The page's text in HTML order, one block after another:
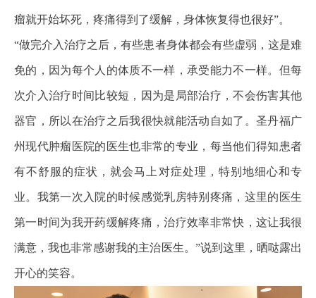
瘤就开始坏死，疼痛得到了缓解，身体恢复得也很好”。
“做完介入治疗之后，有些患者身体都会有些虚弱，这是难
免的，因为每个人的体质不一样，承受能力不一样。但每
次介入治疗时间比较短，因为是局部治疗，不会伤害其他
器官，所以在治疗之后我很快就能活动自如了。圣丹福广
州现代肿瘤医院的医生也非常的专业，每当他们得知患者
有不舒服的症状，就会马上对症处理，特别地细心和专
业。我第一次入院的时候感觉乳房特别疼痛，这里的医生
第一时间为我开药缓解疼痛，治疗效率非常快，这让我很
满意，我也非常感谢我的主治医生。”说到这里，晒哒露出
开心的笑容。